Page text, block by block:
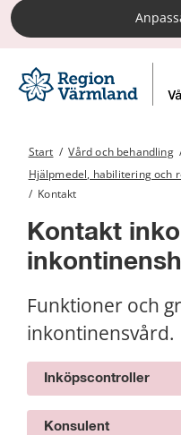
Start / Vård och behandling
Hjälpmedel, habilitering och
/ Kontakt
Kontakt
Funktioner och
inkontinensvård.
Inköpscontroller
Konsulent